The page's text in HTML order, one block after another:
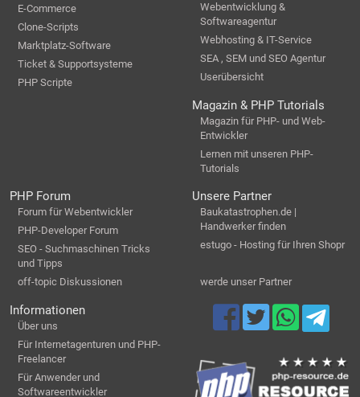
E-Commerce
Clone-Scripts
Marktplatz-Software
Ticket & Supportsysteme
PHP Scripte
Webentwicklung &
Softwareagentur
Webhosting & IT-Service
SEA , SEM und SEO Agentur
Userübersicht
Magazin & PHP Tutorials
Magazin für PHP- und Web-
Entwickler
Lernen mit unseren PHP-
Tutorials
PHP Forum
Forum für Webentwickler
PHP-Developer Forum
SEO - Suchmaschinen Tricks
und Tipps
off-topic Diskussionen
Unsere Partner
Baukatastrophen.de |
Handwerker finden
estugo - Hosting für Ihren Shopr
werde unser Partner
Informationen
Über uns
Für Internetagenturen und PHP-
Freelancer
Für Anwender und
Softwareentwickler